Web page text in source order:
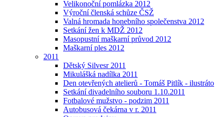
Velikonoční pomlázka 2012
Výroční členská schůze ČSŽ
Valná hromada honebního společenstva 2012
Setkání žen k MDŽ 2012
Masopustní maškarní průvod 2012
Maškarní ples 2012
2011
Dětský Silvesr 2011
Mikulášká nadílka 2011
Den otevřených atelierů - Tomáš Pitlík - ilustráto
Setkání divadelního souboru 1.10.2011
Fotbalové mužstvo - podzim 2011
Autobusová čekárna v r. 2011